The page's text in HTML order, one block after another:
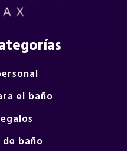
el baño
baño